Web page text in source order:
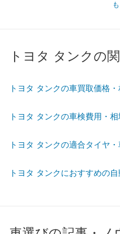
51.00 [69]/
タイヤ
後輪サイズ 165/65R14
WLTC/市街地 -
WLTC/高速道路 -
60km定地 -
トヨタ タンクの
トヨタ タンクの車買取価格
トヨタ タンクの車検費用・
トヨタ タンクの適合タイヤ
トヨタ タンクにおすすめの